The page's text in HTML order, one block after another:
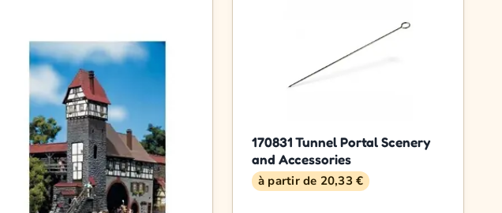
170831 Tunnel Portal Scenery
and Accessories
à partir de 20,33 €